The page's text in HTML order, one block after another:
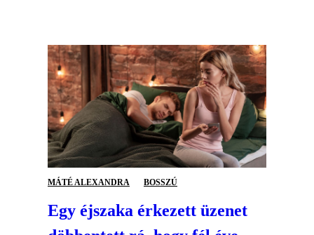
MÁTÉ ALEXANDRA BOSSZÚ
Egy éjszaka érkezett üzenet